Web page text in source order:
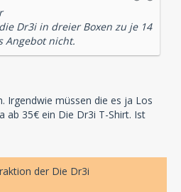
Dr3i in dreier Boxen zu je 14
Angebot nicht.
Irgendwie müssen die es ja Los
ab 35€ ein Die Dr3i T-Shirt. Ist
der Die Dr3i